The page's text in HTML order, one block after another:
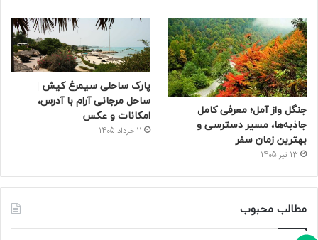
جنگل واز آمل؛ معرفی کامل
جاذبه‌ها، مسیر دسترسی و
بهترین زمان سفر
13 تیر 1405
پارک ساحلی سیمرغ کیش |
ساحل مرجانی آرام با آدرس،
امکانات و عکس
11 خرداد 1405
مطالب محبوب